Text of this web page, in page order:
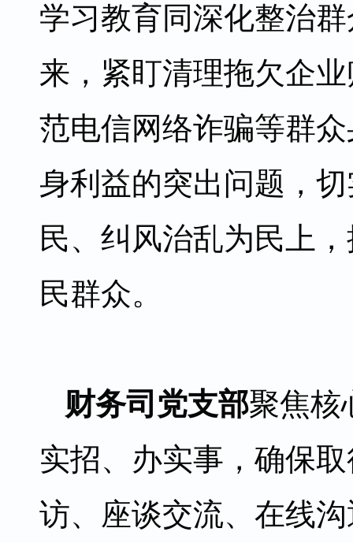
学习教育同深化整治
来，紧盯清理拖欠企
范电信网络诈骗等群
身利益的突出问题，
民、纠风治乱为民上
民群众。
财务司党支部聚焦核
实招、办实事，确保
访、座谈交流、在线